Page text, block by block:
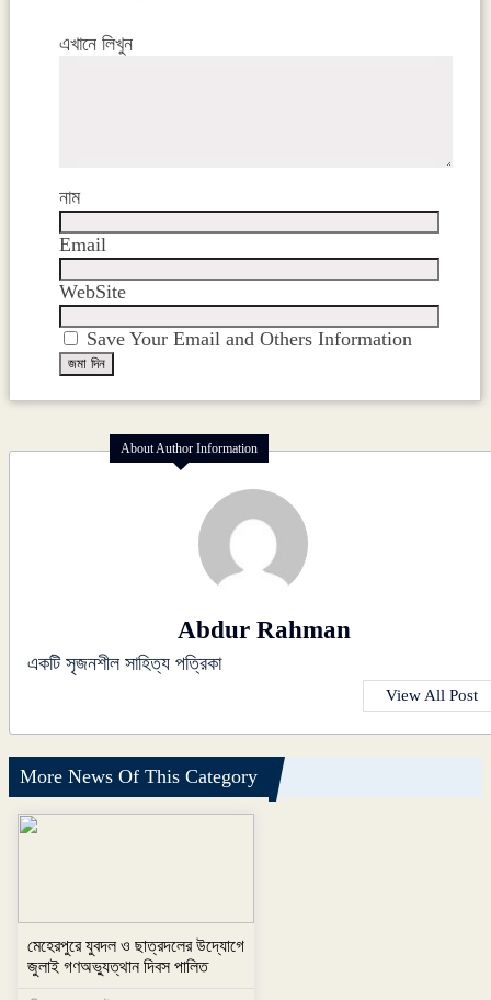
এখানে লিখুন
নাম
Email
WebSite
Save Your Email and Others Information
About Author Information
Abdur Rahman
একটি সৃজনশীল সাহিত্য পত্রিকা
View All Post
More News Of This Category
মেহেরপুরে যুবদল ও ছাত্রদলের উদ্যোগে
জুলাই গণঅভ্যুত্থান দিবস পালিত